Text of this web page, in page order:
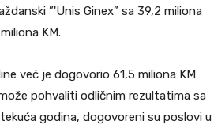
”'Unis Ginex” sa 39,2 miliona
KM.
već je dogovorio 61,5 miliona KM
pohvaliti odličnim rezultatima sa
godina, dogovoreni su poslovi u